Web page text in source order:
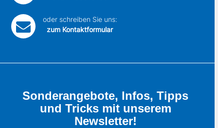
oder schreiben Sie uns:
zum Kontaktformular
Sonderangebote, Infos, Tipps
und Tricks mit unserem
Newsletter!